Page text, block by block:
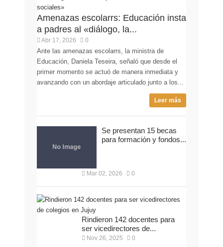
Amenazas escolarrs: Educación insta
a padres al «diálogo, la...
Abr 17, 2026 0
Ante las amenazas escolarrs, la ministra de
Educación, Daniela Teseira, señaló que desde el
primer momento se actuó de manera inmediata y
avanzando con un abordaje articulado junto a los...
Leer más
Se presentan 15 becas
para formación y fondos...
Mar 02, 2026 0
Rindieron 142 docentes para
ser vicedirectores de...
Nov 26, 2025 0